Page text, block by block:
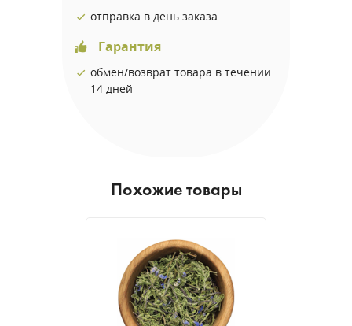
отправка в день заказа
Гарантия
обмен/возврат товара в течении
14 дней
Похожие товары